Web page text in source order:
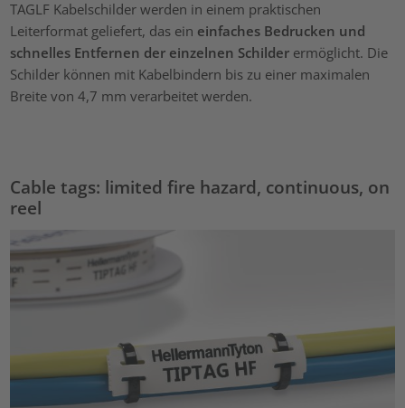
TAGLF Kabelschilder werden in einem praktischen
Leiterformat geliefert, das ein einfaches Bedrucken und
schnelles Entfernen der einzelnen Schilder ermöglicht. Die
Schilder können mit Kabelbindern bis zu einer maximalen
Breite von 4,7 mm verarbeitet werden.
Cable tags: limited fire hazard, continuous, on
reel